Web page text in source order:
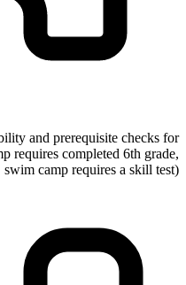
and prerequisite checks for
requires completed 6th grade,
swim camp requires a skill test)